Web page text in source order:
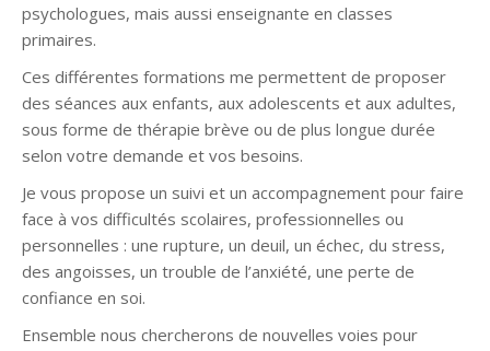
psychologues, mais aussi enseignante en classes
primaires.
Ces différentes formations me permettent de proposer
des séances aux enfants, aux adolescents et aux adultes,
sous forme de thérapie brève ou de plus longue durée
selon votre demande et vos besoins.
Je vous propose un suivi et un accompagnement pour faire
face à vos difficultés scolaires, professionnelles ou
personnelles : une rupture, un deuil, un échec, du stress,
des angoisses, un trouble de l’anxiété, une perte de
confiance en soi.
Ensemble nous chercherons de nouvelles voies pour